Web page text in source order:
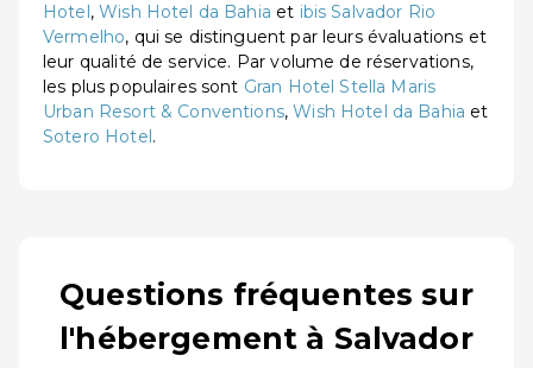
Hotel,Wish Hotel da Bahia et ibis Salvador Rio
Vermelho, qui se distinguent par leurs évaluations et
leur qualité de service. Par volume de réservations,
les plus populaires sont Gran Hotel Stella Maris
Urban Resort & Conventions,Wish Hotel da Bahia et
Sotero Hotel.
Questions fréquentes sur
l'hébergement à Salvador